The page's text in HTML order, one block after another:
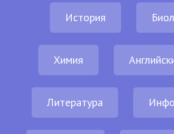
История
Химия
Литература